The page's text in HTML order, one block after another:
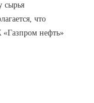
сырья
что
«Газпром нефть»